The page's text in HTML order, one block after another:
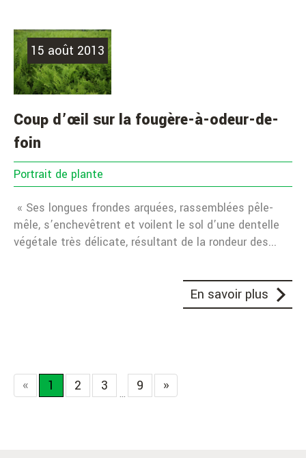
15 août 2013
Coup d’œil sur la fougère-à-odeur-de-
foin
Portrait de plante
« Ses longues frondes arquées, rassemblées pêle-
mêle, s’enchevêtrent et voilent le sol d’une dentelle
végétale très délicate, résultant de la rondeur des...
En savoir plus
« 1 2 3 ... 9 »